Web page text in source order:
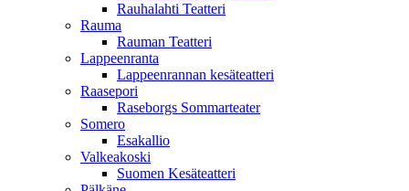
Rauhalahti Teatteri
Rauma
Rauman Teatteri
Lappeenranta
Lappeenrannan kesäteatteri
Raasepori
Raseborgs Sommarteater
Somero
Esakallio
Valkeakoski
Suomen Kesäteatteri